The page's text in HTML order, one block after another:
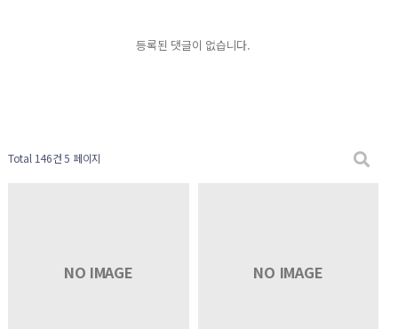
등록된 댓글이 없습니다.
Total 146건5 페이지
NO IMAGE NO IMAGE